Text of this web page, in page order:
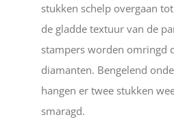
stukken schelp overgaan
de gladde textuur van de
stampers worden omringd
diamanten. Bengelend
hangen er twee stukken
smaragd.